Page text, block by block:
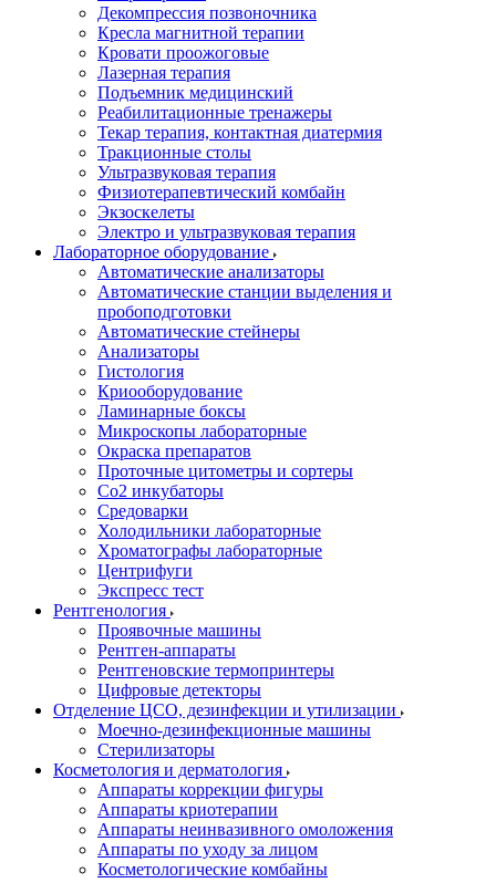
Декомпрессия позвоночника
Кресла магнитной терапии
Кровати проожоговые
Лазерная терапия
Подъемник медицинский
Реабилитационные тренажеры
Текар терапия, контактная диатермия
Тракционные столы
Ультразвуковая терапия
Физиотерапевтический комбайн
Экзоскелеты
Электро и ультразвуковая терапия
Лабораторное оборудование
Автоматические анализаторы
Автоматические станции выделения и
пробоподготовки
Автоматические стейнеры
Анализаторы
Гистология
Криооборудование
Ламинарные боксы
Микроскопы лабораторные
Окраска препаратов
Проточные цитометры и сортеры
Со2 инкубаторы
Средоварки
Холодильники лабораторные
Хроматографы лабораторные
Центрифуги
Экспресс тест
Рентгенология
Проявочные машины
Рентген-аппараты
Рентгеновские термопринтеры
Цифровые детекторы
Отделение ЦСО, дезинфекции и утилизации
Моечно-дезинфекционные машины
Стерилизаторы
Косметология и дерматология
Аппараты коррекции фигуры
Аппараты криотерапии
Аппараты неинвазивного омоложения
Аппараты по уходу за лицом
Косметологические комбайны